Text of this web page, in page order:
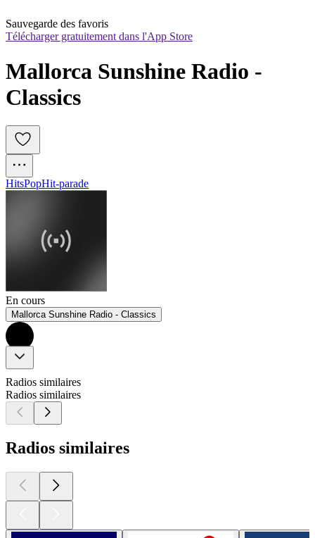
Sauvegarde des favoris
Télécharger gratuitement dans l'App Store
Mallorca Sunshine Radio -
Classics
HitsPopHit-parade
En cours
Mallorca Sunshine Radio - Classics
Radios similaires
Radios similaires
Radios similaires